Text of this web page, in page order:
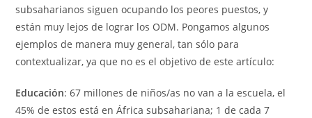
subsaharianos siguen ocupando los peores puestos, y
están muy lejos de lograr los ODM. Pongamos algunos
ejemplos de manera muy general, tan sólo para
contextualizar, ya que no es el objetivo de este artículo:
Educación: 67 millones de niños/as no van a la escuela, el
45% de estos está en África subsahariana; 1 de cada 7